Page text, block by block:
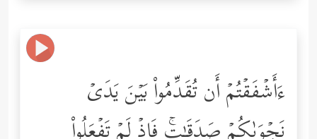
ءَأَشۡفَقۡتُمۡ أَن تُقَدِّمُواْ بَیۡنَ یَدَیۡ